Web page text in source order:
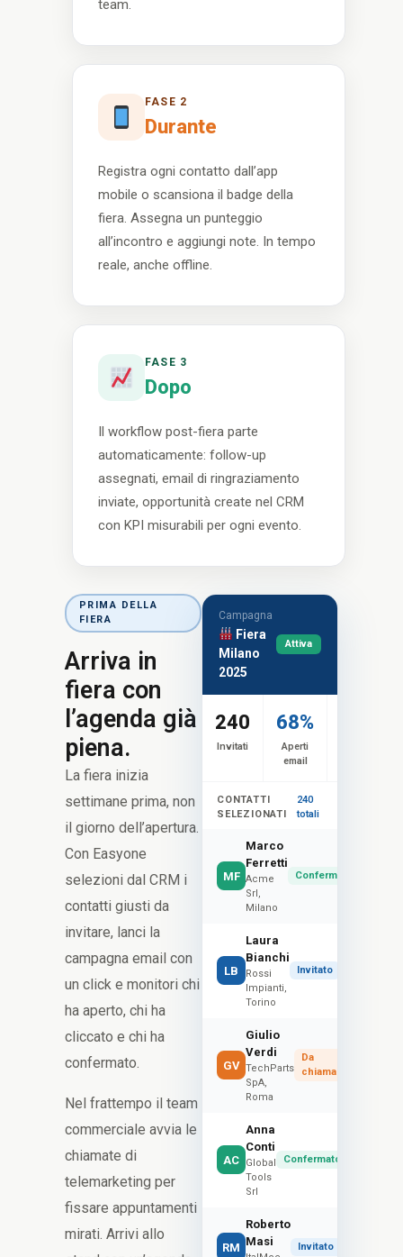
team.
FASE 2
Durante
Registra ogni contatto dall’app
mobile o scansiona il badge della
fiera. Assegna un punteggio
all’incontro e aggiungi note. In tempo
reale, anche offline.
FASE 3
Dopo
Il workflow post-fiera parte
automaticamente: follow-up
assegnati, email di ringraziamento
inviate, opportunità create nel CRM
con KPI misurabili per ogni evento.
PRIMA DELLA
FIERA
Arriva in
fiera con
l’agenda già
piena.
La fiera inizia
settimane prima, non
il giorno dell’apertura.
Con Easyone
selezioni dal CRM i
contatti giusti da
invitare, lanci la
campagna email con
un click e monitori chi
ha aperto, chi ha
cliccato e chi ha
confermato.
Nel frattempo il team
commerciale avvia le
chiamate di
telemarketing per
fissare appuntamenti
mirati. Arrivi allo
Campagna
Fiera
Milano
2025
Attiva
240
Invitati
68%
Aperti
email
CONTATTI
SELEZIONATI
240
totali
MF
Marco
Ferretti
Acme
Srl,
Milano
Confermato
LB
Laura
Bianchi
Rossi
Impianti,
Torino
Invitato
GV
Giulio
Verdi
TechParts
SpA,
Roma
Da
chiamare
AC
Anna
Conti
Global
Tools
Srl
Confermato
RM
Roberto
Masi
Invitato